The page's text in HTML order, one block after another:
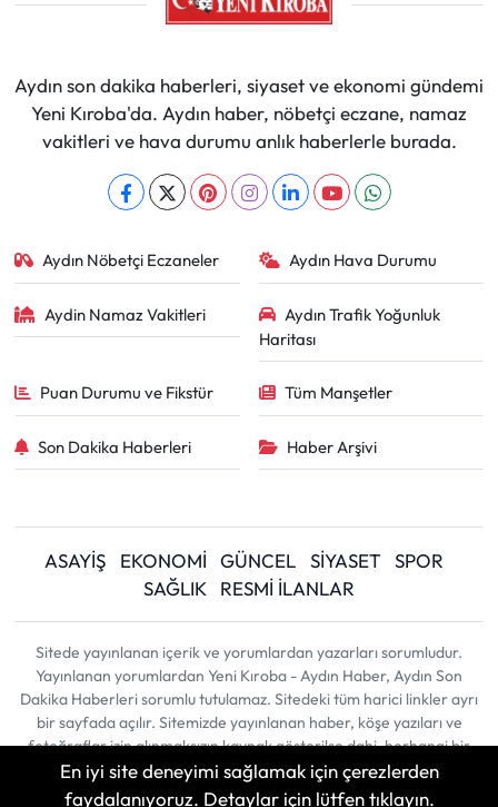
Aydın son dakika haberleri, siyaset ve ekonomi gündemi
Yeni Kıroba'da. Aydın haber, nöbetçi eczane, namaz
vakitleri ve hava durumu anlık haberlerle burada.
Aydın Nöbetçi Eczaneler Aydın Hava Durumu
Aydin Namaz Vakitleri
Aydın Trafik Yoğunluk
Haritası
Puan Durumu ve Fikstür Tüm Manşetler
Son Dakika Haberleri Haber Arşivi
ASAYİŞ EKONOMİ GÜNCEL SİYASET
SPOR
SAĞLIK
RESMİ İLANLAR
Sitede yayınlanan içerik ve yorumlardan yazarları sorumludur.
Yayınlanan yorumlardan Yeni Kıroba - Aydın Haber, Aydın Son
Dakika Haberleri sorumlu tutulamaz. Sitedeki tüm harici linkler ayrı
bir sayfada açılır. Sitemizde yayınlanan haber, köşe yazıları ve
fotoğraflar izin alınmaksızın kaynak gösterilse dahi, herhangi bir
ortamda kullanılamaz ve yayınlanamaz
En iyi site deneyimi sağlamak için çerezlerden
faydalanıyoruz. Detaylar için lütfen tıklayın.